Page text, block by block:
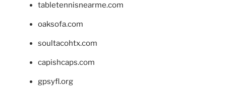
tabletennisnearme.com
oaksofa.com
soultacohtx.com
capishcaps.com
gpsyfl.org